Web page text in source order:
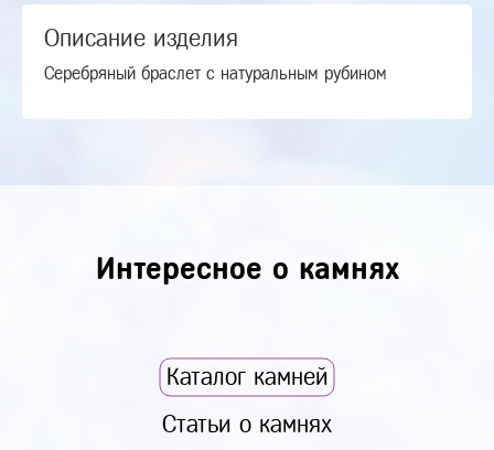
Описание изделия
Серебряный браслет с натуральным рубином
Интересное о камнях
Каталог камней
Статьи о камнях